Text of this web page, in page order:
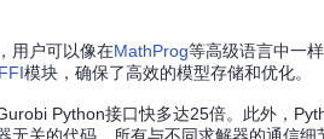
用户可以像在MathProg等高级语言中一
模块，确保了高效的模型存储和优化。
Python接口快多达25倍。此外，